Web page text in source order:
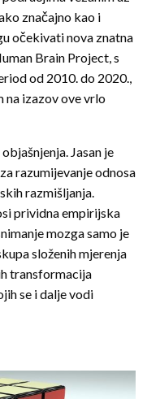
značajno kao i
očekivati nova znatna
Brain Project, s
od 2010. do 2020.,
na izazov ove vrlo
Jasan je
razumijevanje odnosa
razmišljanja.
prividna empirijska
mozga samo je
složenih mjerenja
transformacija
se i dalje vodi